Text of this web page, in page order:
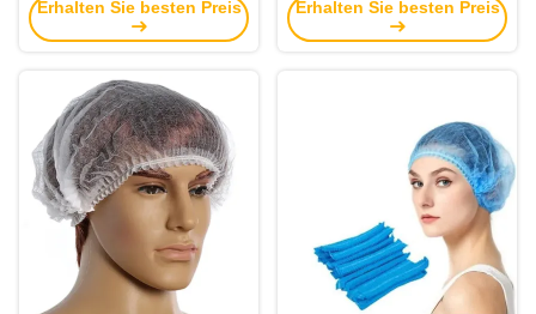
EN14683
Erhalten Sie besten Preis
SMSs für Doktoren
Erhalten Sie besten Preis